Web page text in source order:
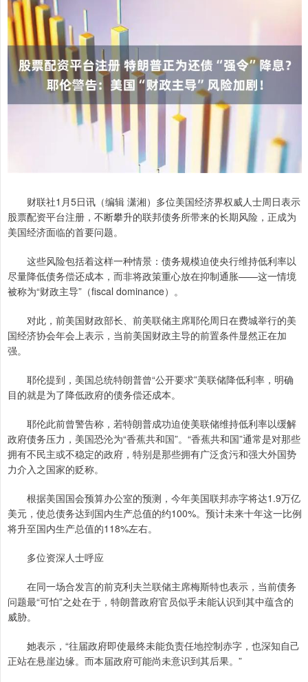
财联社1月5日讯（编辑 潇湘）多位美国经济界权威人士周日表示
股票配资平台注册，不断攀升的联邦债务所带来的长期风险，正成为
美国经济面临的首要问题。
这些风险包括着这样一种情景：债务规模迫使央行维持低利率以
尽量降低债务偿还成本，而非将政策重心放在抑制通胀——这一情境
被称为“财政主导”（fiscal dominance）。
对此，前美国财政部长、前美联储主席耶伦周日在费城举行的美
国经济协会年会上表示，当前美国财政主导的前置条件显然正在加
强。
耶伦提到，美国总统特朗普曾“公开要求”美联储降低利率，明确
目的就是为了降低政府的债务偿还成本。
耶伦此前曾警告称，若特朗普成功迫使美联储维持低利率以缓解
政府债务压力，美国恐沦为“香蕉共和国”。“香蕉共和国”通常是对那些
拥有不民主或不稳定的政府，特别是那些拥有广泛贪污和强大外国势
力介入之国家的贬称。
根据美国国会预算办公室的预测，今年美国联邦赤字将达1.9万亿
美元，使总债务达到国内生产总值的约100%。预计未来十年这一比例
将升至国内生产总值的118%左右。
多位资深人士呼应
在同一场合发言的前克利夫兰联储主席梅斯特也表示，当前债务
问题最“可怕”之处在于，特朗普政府官员似乎未能认识到其中蕴含的
威胁。
她表示，“往届政府即使最终未能负责任地控制赤字，也深知自己
正站在悬崖边缘。而本届政府可能尚未意识到其后果。”